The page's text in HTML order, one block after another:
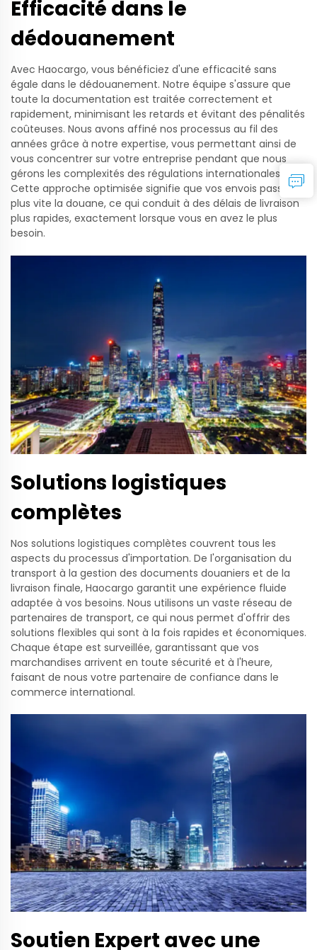
Efficacité dans le
dédouanement
Avec Haocargo, vous bénéficiez d'une efficacité sans
égale dans le dédouanement. Notre équipe s'assure que
toute la documentation est traitée correctement et
rapidement, minimisant les retards et évitant des pénalités
coûteuses. Nous avons affiné nos processus au fil des
années grâce à notre expertise, vous permettant ainsi de
vous concentrer sur votre entreprise pendant que nous
gérons les complexités des régulations internationales.
Cette approche optimisée signifie que vos envois passent
plus vite la douane, ce qui conduit à des délais de livraison
plus rapides, exactement lorsque vous en avez le plus
besoin.
Solutions logistiques
complètes
Nos solutions logistiques complètes couvrent tous les
aspects du processus d'importation. De l'organisation du
transport à la gestion des documents douaniers et de la
livraison finale, Haocargo garantit une expérience fluide
adaptée à vos besoins. Nous utilisons un vaste réseau de
partenaires de transport, ce qui nous permet d'offrir des
solutions flexibles qui sont à la fois rapides et économiques.
Chaque étape est surveillée, garantissant que vos
marchandises arrivent en toute sécurité et à l'heure,
faisant de nous votre partenaire de confiance dans le
commerce international.
Soutien Expert avec une